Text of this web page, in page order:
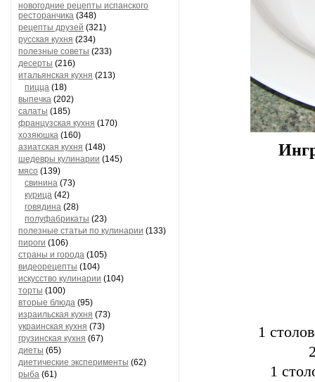
новогодние рецепты испанского
ресторанчика (348)
рецепты друзей (321)
русская кухня (234)
полезные советы (233)
десерты (216)
итальянская кухня (213)
пицца (18)
выпечка (202)
салаты (185)
французская кухня (170)
хозяюшка (160)
азиатская кухня (148)
шедевры кулинарии (145)
мясо (139)
свинина (73)
курица (42)
говядина (28)
полуфабрикаты (23)
полезные статьи по кулинарии (133)
пироги (106)
страны и города (105)
видеорецепты (104)
искусство кулинарии (104)
торты (100)
вторые блюда (95)
израильская кухня (73)
украинская кухня (73)
грузинская кухня (67)
диеты (65)
диетические эксперименты (62)
рыба (61)
1
1